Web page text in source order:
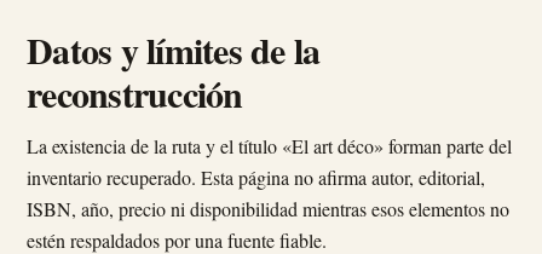
Datos y límites de la
reconstrucción
La existencia de la ruta y el título «El art déco» forman parte del
inventario recuperado. Esta página no afirma autor, editorial,
ISBN, año, precio ni disponibilidad mientras esos elementos no
estén respaldados por una fuente fiable.